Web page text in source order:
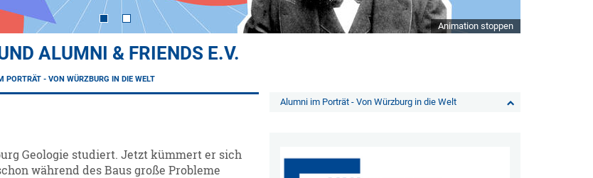
Animation stoppen
ALUMNI & FRIENDS E.V.
PORTRÄT - VON WÜRZBURG IN DIE WELT
Geologie studiert. Jetzt kümmert er sich
während des Baus große Probleme
Alumni im Porträt - Von Würzburg in die Welt